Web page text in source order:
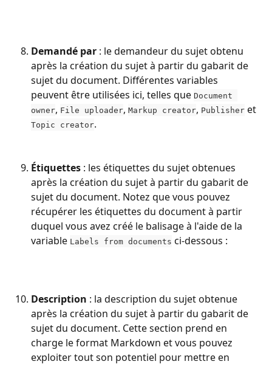
Demandé par : le demandeur du sujet obtenu
après la création du sujet à partir du gabarit de
sujet du document. Différentes variables
peuvent être utilisées ici, telles que Document
owner, File uploader, Markup creator, Publisher et
Topic creator.
Étiquettes : les étiquettes du sujet obtenues
après la création du sujet à partir du gabarit de
sujet du document. Notez que vous pouvez
récupérer les étiquettes du document à partir
duquel vous avez créé le balisage à l'aide de la
variable Labels from documents ci-dessous :
Description : la description du sujet obtenue
après la création du sujet à partir du gabarit de
sujet du document. Cette section prend en
charge le format Markdown et vous pouvez
exploiter tout son potentiel pour mettre en